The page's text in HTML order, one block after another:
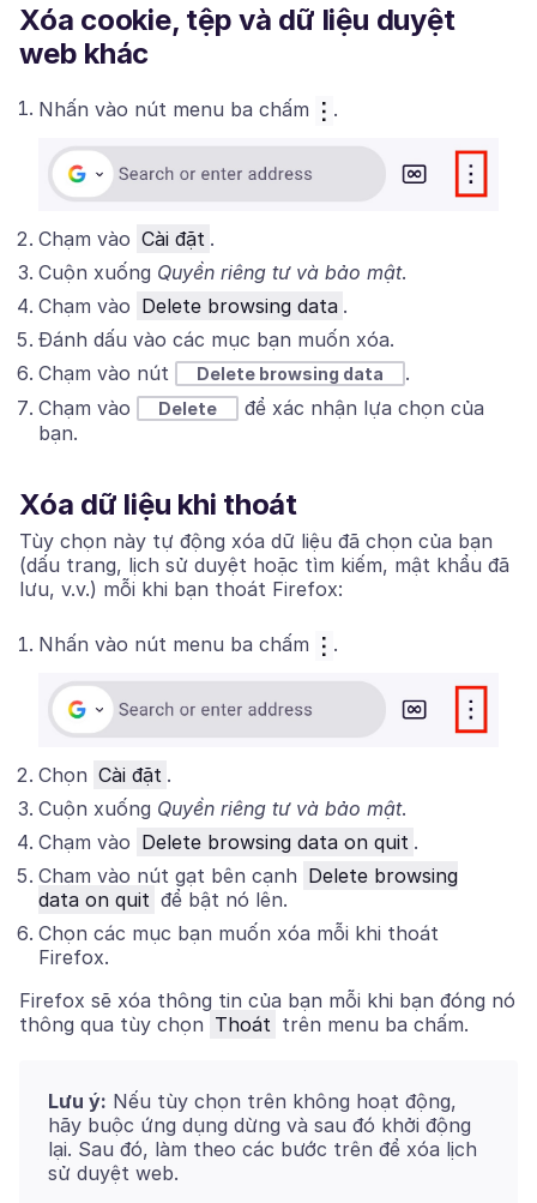
Xóa cookie, tệp và dữ liệu duyệt
web khác
Nhấn vào nút menu ba chấm .
Chạm vào Cài đặt .
Cuộn xuống Quyền riêng tư và bảo mật.
Chạm vào Delete browsing data .
Đánh dấu vào các mục bạn muốn xóa.
Chạm vào nút
Delete browsing data
.
Chạm vào
Delete
để xác nhận lựa chọn của
bạn.
Xóa dữ liệu khi thoát
Tùy chọn này tự động xóa dữ liệu đã chọn của bạn
(dấu trang, lịch sử duyệt hoặc tìm kiếm, mật khẩu đã
lưu, v.v.) mỗi khi bạn thoát Firefox:
Nhấn vào nút menu ba chấm .
Chọn Cài đặt .
Cuộn xuống Quyền riêng tư và bảo mật.
Chạm vào Delete browsing data on quit .
Chạm vào nút gạt bên cạnh Delete browsing
data on quit để bật nó lên.
Chọn các mục bạn muốn xóa mỗi khi thoát
Firefox.
Firefox sẽ xóa thông tin của bạn mỗi khi bạn đóng nó
thông qua tùy chọn Thoát trên menu ba chấm.
Lưu ý: Nếu tùy chọn trên không hoạt động,
hãy buộc ứng dụng dừng và sau đó khởi động
lại. Sau đó, làm theo các bước trên để xóa lịch
sử duyệt web.